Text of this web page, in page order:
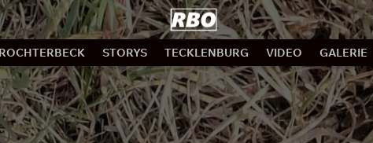
STORYS TECKLENBURG VIDEO GALERIE